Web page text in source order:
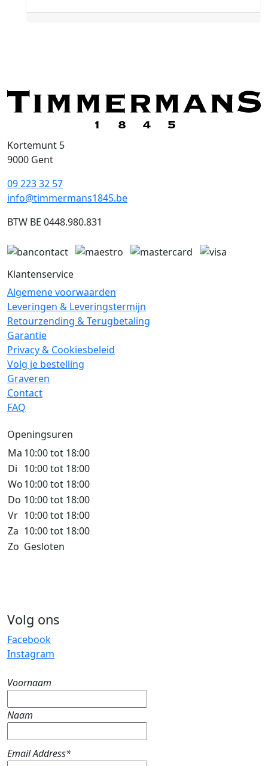
Kortemunt 5
9000 Gent
09 223 32 57
info@timmermans1845.be
BTW BE 0448.980.831
Klantenservice
Algemene voorwaarden
Leveringen & Leveringstermijn
Retourzending & Terugbetaling
Garantie
Privacy & Cookiesbeleid
Volg je bestelling
Graveren
Contact
FAQ
Openingsuren
Ma 10:00 tot 18:00
Di 10:00 tot 18:00
Wo10:00 tot 18:00
Do 10:00 tot 18:00
Vr 10:00 tot 18:00
Za 10:00 tot 18:00
Zo Gesloten
Volg ons
Facebook
Instagram
Voornaam
Naam
Email Address*